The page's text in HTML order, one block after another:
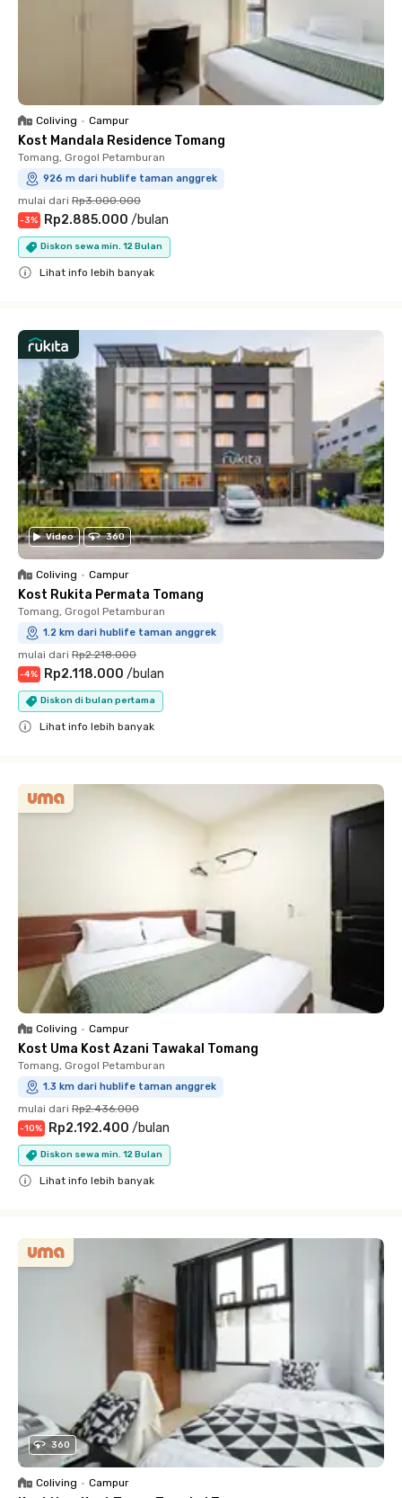
Coliving • Campur
Kost Mandala Residence Tomang
Tomang, Grogol Petamburan
926 m dari hublife taman anggrek
mulai dari Rp3.000.000
-3% Rp2.885.000 /bulan
Diskon sewa min. 12 Bulan
Lihat info lebih banyak
Video 360
Coliving • Campur
Kost Rukita Permata Tomang
Tomang, Grogol Petamburan
1.2 km dari hublife taman anggrek
mulai dari Rp2.218.000
-4% Rp2.118.000 /bulan
Diskon di bulan pertama
Lihat info lebih banyak
Coliving • Campur
Kost Uma Kost Azani Tawakal Tomang
Tomang, Grogol Petamburan
1.3 km dari hublife taman anggrek
mulai dari Rp2.436.000
-10% Rp2.192.400 /bulan
Diskon sewa min. 12 Bulan
Lihat info lebih banyak
360
Coliving • Campur